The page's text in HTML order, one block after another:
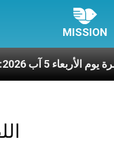
MISSION
عناوين نشرة يوم الأربعاء 5 آب 2026: صلاة